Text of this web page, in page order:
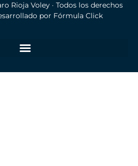
Rioja Voley· Todos los derechos
por Fórmula Click